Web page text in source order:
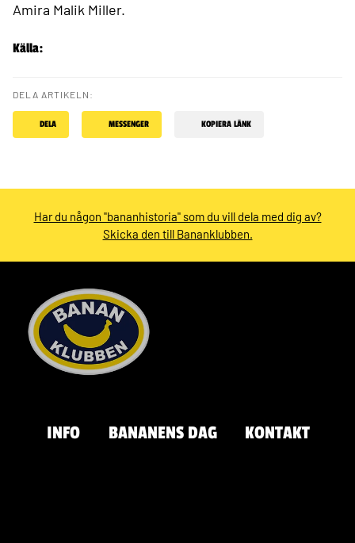
Amira Malik Miller.
Källa:
DELA ARTIKELN:
DELA MESSENGER KOPIERA LÄNK
Har du någon "bananhistoria" som du vill dela med dig av?
Skicka den till Bananklubben.
INFO BANANENS DAG KONTAKT